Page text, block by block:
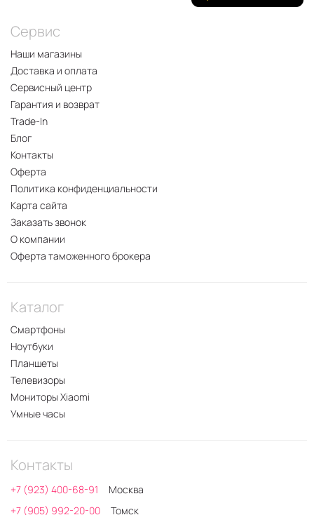
Сервис
Наши магазины
Доставка и оплата
Сервисный центр
Гарантия и возврат
Trade-In
Блог
Контакты
Оферта
Политика конфиденциальности
Карта сайта
Заказать звонок
О компании
Оферта таможенного брокера
Каталог
Смартфоны
Ноутбуки
Планшеты
Телевизоры
Мониторы Xiaomi
Умные часы
Контакты
+7 (923) 400-68-91
Москва
+7 (905) 992-20-00
Томск